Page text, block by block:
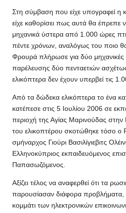
Στη σύμβαση που είχε υπογραφεί η
είχε καθορίσει πως αυτά θα έπρεπε
μηχανικά ύστερα από 1.000 ώρες
πέντε χρόνων, αναλόγως του ποιο
Φρουρά πλήρωσε για δύο μηχανικές
παρέλευσης δύο πενταετιών
ελικόπτερα δεν έχουν υπερβεί τις
Από τα δώδεκα ελικόπτερα το ένα
κατέπεσε στις 5 Ιουλίου 2006 σε
περιοχή της Αγίας Μαρινούδας
του ελικοπτέρου σκοτώθηκε τόσο ο
σμήναρχος Γιούρι Βασιλίγιεβιτς
Ελληνοκύπριος εκπαιδευόμενος
Παπασωζόμενος.
Αξίζει τέλος να αναφερθεί ότι τα
παρουσίασαν διάφορα
κομμάτι των ηλεκτρονικών